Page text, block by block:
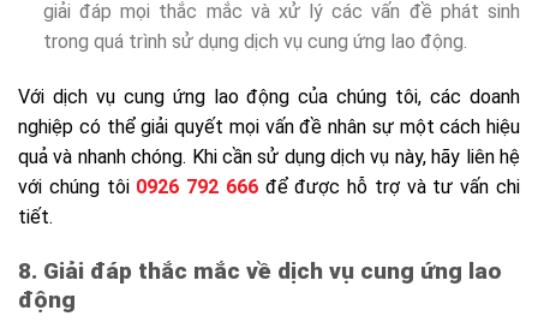
giải đáp mọi thắc mắc và xử lý các vấn đề phát sinh
trong quá trình sử dụng dịch vụ cung ứng lao động.
Với dịch vụ cung ứng lao động của chúng tôi, các doanh
nghiệp có thể giải quyết mọi vấn đề nhân sự một cách hiệu
quả và nhanh chóng. Khi cần sử dụng dịch vụ này, hãy liên hệ
với chúng tôi 0926 792 666để được hỗ trợ và tư vấn chi
tiết.
8. Giải đáp thắc mắc về dịch vụ cung ứng lao
động